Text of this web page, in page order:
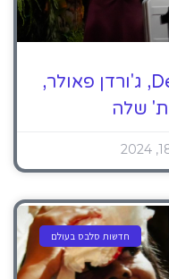
זוכה האי Deal Or No Deal, ג'ורדן פאולר,
שלה
חדשות סלבס בעולם